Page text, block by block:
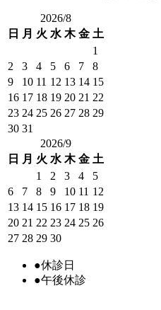
2026/8
日 月 火 水 木 金 土
1
2
3 4 5 6 7
8
9
10 11 12 13 14 15
16 17 18 19 20 21 22
23 24 25 26 27 28 29
30 31
2026/9
日 月 火 水 木 金 土
1
2 3 4
5
6
7 8 9 10 11 12
13 14 15 16 17 18 19
20 21 22 23 24 25 26
27 28 29 30
●休診日
●午後休診